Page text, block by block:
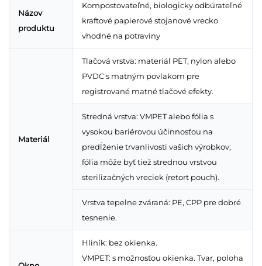
Názov
produktu
Kompostovateľné, biologicky odbúrateľné
kraftové papierové stojanové vrecko
vhodné na potraviny
Materiál
Tlačová vrstva: materiál PET, nylon alebo
PVDC s matným povlakom pre
registrované matné tlačové efekty.
Stredná vrstva: VMPET alebo fólia s
vysokou bariérovou účinnosťou na
predĺženie trvanlivosti vašich výrobkov;
fólia môže byť tiež strednou vrstvou
sterilizačných vreciek (retort pouch).
Vrstva tepelne zváraná: PE, CPP pre dobré
tesnenie.
Hliník: bez okienka.
VMPET: s možnosťou okienka. Tvar, poloha